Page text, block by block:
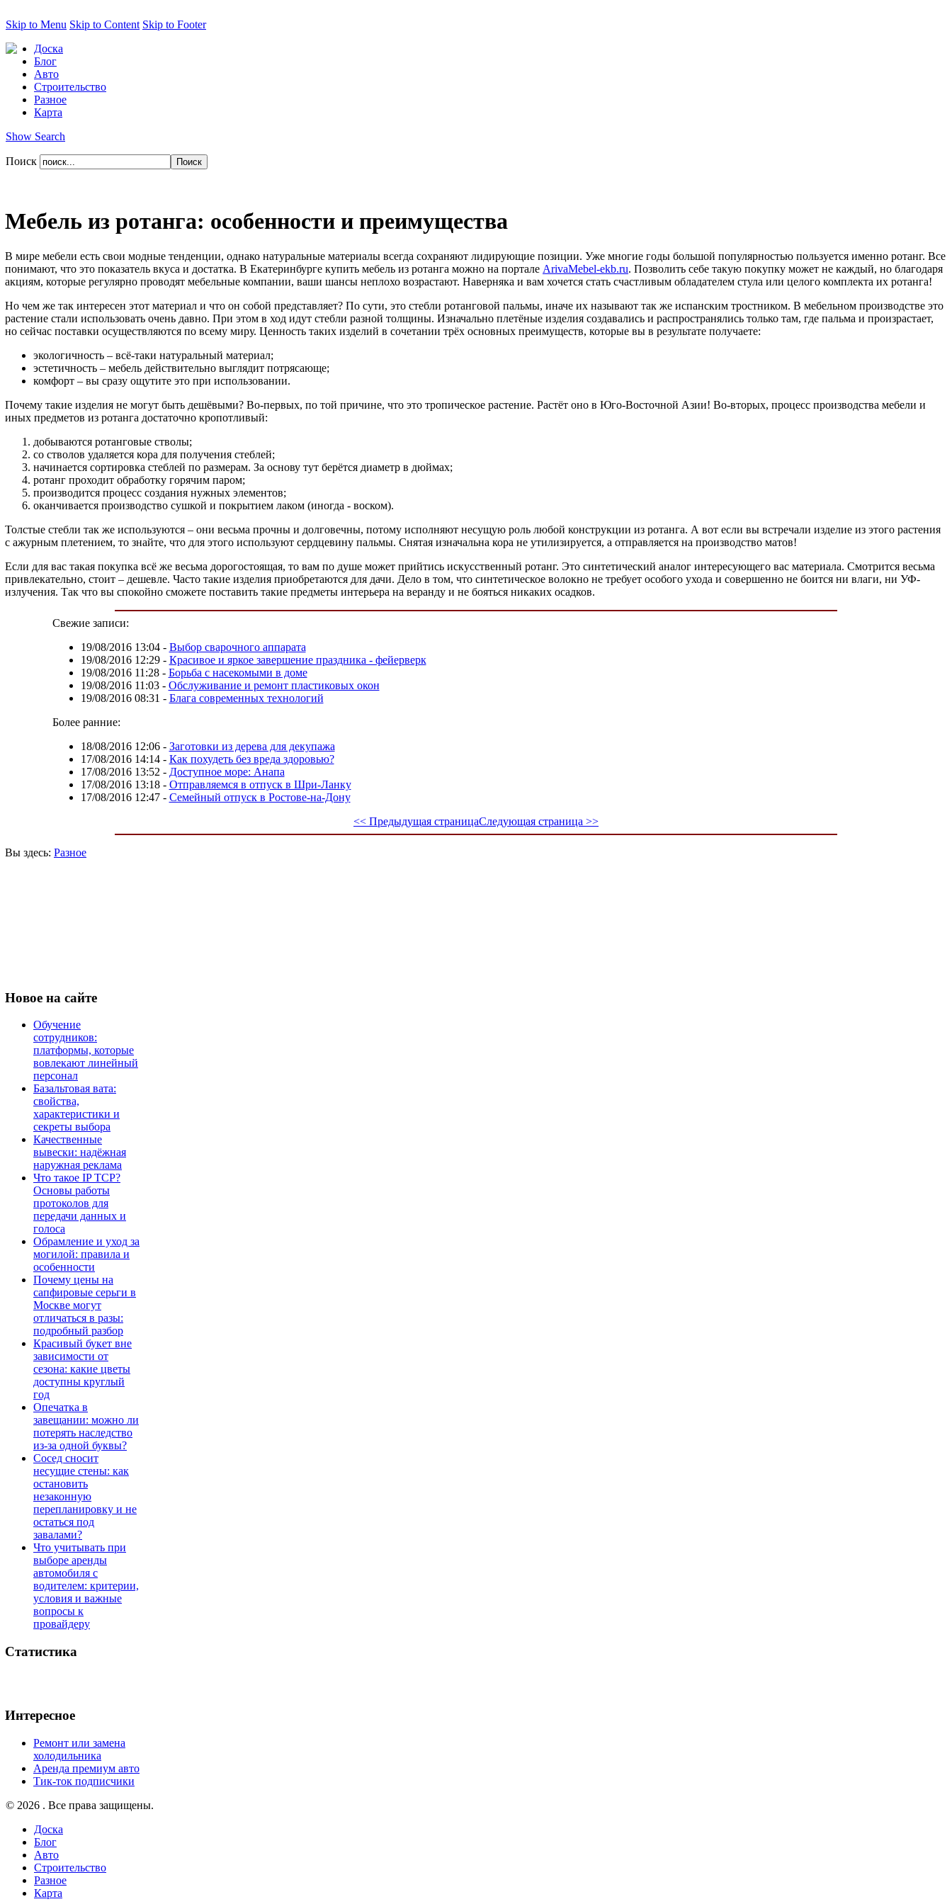
Skip to Menu Skip to Content Skip to Footer
Доска
Блог
Авто
Строительство
Разное
Карта
Show Search
Поиск
Мебель из ротанга: особенности и преимущества
В мире мебели есть свои модные тенденции, однако натуральные материалы всегда сохраняют лидирующие позиции. Уже многие годы большой популярностью пользуется именно ротанг. Все
понимают, что это показатель вкуса и достатка. В Екатеринбурге купить мебель из ротанга можно на портале ArivaMebel-ekb.ru. Позволить себе такую покупку может не каждый, но благодаря
акциям, которые регулярно проводят мебельные компании, ваши шансы неплохо возрастают. Наверняка и вам хочется стать счастливым обладателем стула или целого комплекта их ротанга!
Но чем же так интересен этот материал и что он собой представляет? По сути, это стебли ротанговой пальмы, иначе их называют так же испанским тростником. В мебельном производстве это
растение стали использовать очень давно. При этом в ход идут стебли разной толщины. Изначально плетёные изделия создавались и распространялись только там, где пальма и произрастает,
но сейчас поставки осуществляются по всему миру. Ценность таких изделий в сочетании трёх основных преимуществ, которые вы в результате получаете:
экологичность – всё-таки натуральный материал;
эстетичность – мебель действительно выглядит потрясающе;
комфорт – вы сразу ощутите это при использовании.
Почему такие изделия не могут быть дешёвыми? Во-первых, по той причине, что это тропическое растение. Растёт оно в Юго-Восточной Азии! Во-вторых, процесс производства мебели и
иных предметов из ротанга достаточно кропотливый:
добываются ротанговые стволы;
со стволов удаляется кора для получения стеблей;
начинается сортировка стеблей по размерам. За основу тут берётся диаметр в дюймах;
ротанг проходит обработку горячим паром;
производится процесс создания нужных элементов;
оканчивается производство сушкой и покрытием лаком (иногда - воском).
Толстые стебли так же используются – они весьма прочны и долговечны, потому исполняют несущую роль любой конструкции из ротанга. А вот если вы встречали изделие из этого растения
с ажурным плетением, то знайте, что для этого используют сердцевину пальмы. Снятая изначальна кора не утилизируется, а отправляется на производство матов!
Если для вас такая покупка всё же весьма дорогостоящая, то вам по душе может прийтись искусственный ротанг. Это синтетический аналог интересующего вас материала. Смотрится весьма
привлекательно, стоит – дешевле. Часто такие изделия приобретаются для дачи. Дело в том, что синтетическое волокно не требует особого ухода и совершенно не боится ни влаги, ни УФ-
излучения. Так что вы спокойно сможете поставить такие предметы интерьера на веранду и не бояться никаких осадков.
Свежие записи:
19/08/2016 13:04- Выбор сварочного аппарата
19/08/2016 12:29- Красивое и яркое завершение праздника - фейерверк
19/08/2016 11:28- Борьба с насекомыми в доме
19/08/2016 11:03- Обслуживание и ремонт пластиковых окон
19/08/2016 08:31 - Блага современных технологий
Более ранние:
18/08/2016 12:06- Заготовки из дерева для декупажа
17/08/2016 14:14- Как похудеть без вреда здоровью?
17/08/2016 13:52 - Доступное море: Анапа
17/08/2016 13:18- Отправляемся в отпуск в Шри-Ланку
17/08/2016 12:47- Семейный отпуск в Ростове-на-Дону
<< Предыдущая страницаСледующая страница >>
Вы здесь: Разное
Новое на сайте
Обучение
сотрудников:
платформы, которые
вовлекают линейный
персонал
Базальтовая вата:
свойства,
характеристики и
секреты выбора
Качественные
вывески: надёжная
наружная реклама
Что такое IP TCP?
Основы работы
протоколов для
передачи данных и
голоса
Обрамление и уход за
могилой: правила и
особенности
Почему цены на
сапфировые серьги в
Москве могут
отличаться в разы:
подробный разбор
Красивый букет вне
зависимости от
сезона: какие цветы
доступны круглый
год
Опечатка в
завещании: можно ли
потерять наследство
из-за одной буквы?
Сосед сносит
несущие стены: как
остановить
незаконную
перепланировку и не
остаться под
завалами?
Что учитывать при
выборе аренды
автомобиля с
водителем: критерии,
условия и важные
вопросы к
провайдеру
Статистика
Интересное
Ремонт или замена
холодильника
Аренда премиум авто
Тик-ток подписчики
© 2026 . Все права защищены.
Доска
Блог
Авто
Строительство
Разное
Карта